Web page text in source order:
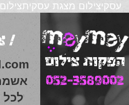
עסקיצילום מצגת עסקית
הפקות צילום
052-3589002
/
לכל